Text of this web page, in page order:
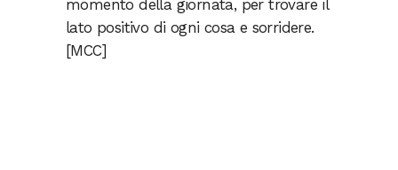
momento della giornata, per trovare il
lato positivo di ogni cosa e sorridere.
[MCC]